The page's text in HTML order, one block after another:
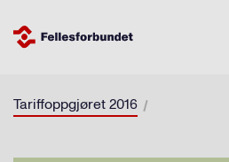
Tariffoppgjøret 2016